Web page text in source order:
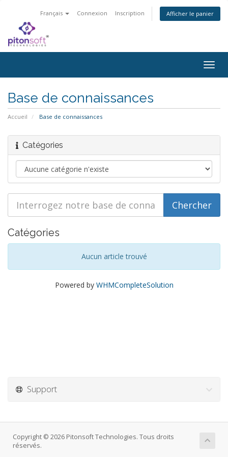
Français Connexion Inscription Afficher le panier
la
Base de connaissances
Accueil Base de connaissances
Catégories
Catégories
Aucun article trouvé
Powered by WHMCompleteSolution
Support
Copyright © 2026 Pitonsoft Technologies. Tous droits
réservés.